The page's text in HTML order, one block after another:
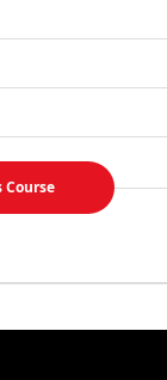
Course